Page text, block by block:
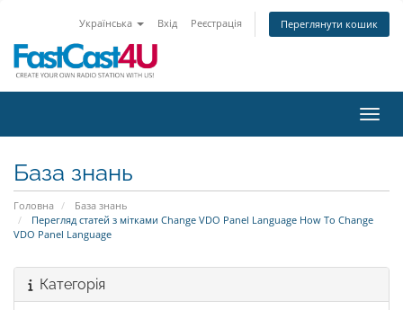
Українська Вхід Реєстрація Переглянути кошик
База знань
Головна
База знань
Перегляд статей з мітками Change VDO Panel Language How To Change
VDO Panel Language
Категорія